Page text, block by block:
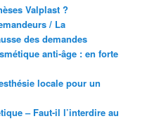
Valplast ?
/ La
des demandes
anti-âge : en forte
locale pour un
– Faut-il l’interdire au